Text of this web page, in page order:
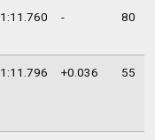
1:11.760 - 80
1:11.796 +0.036 55